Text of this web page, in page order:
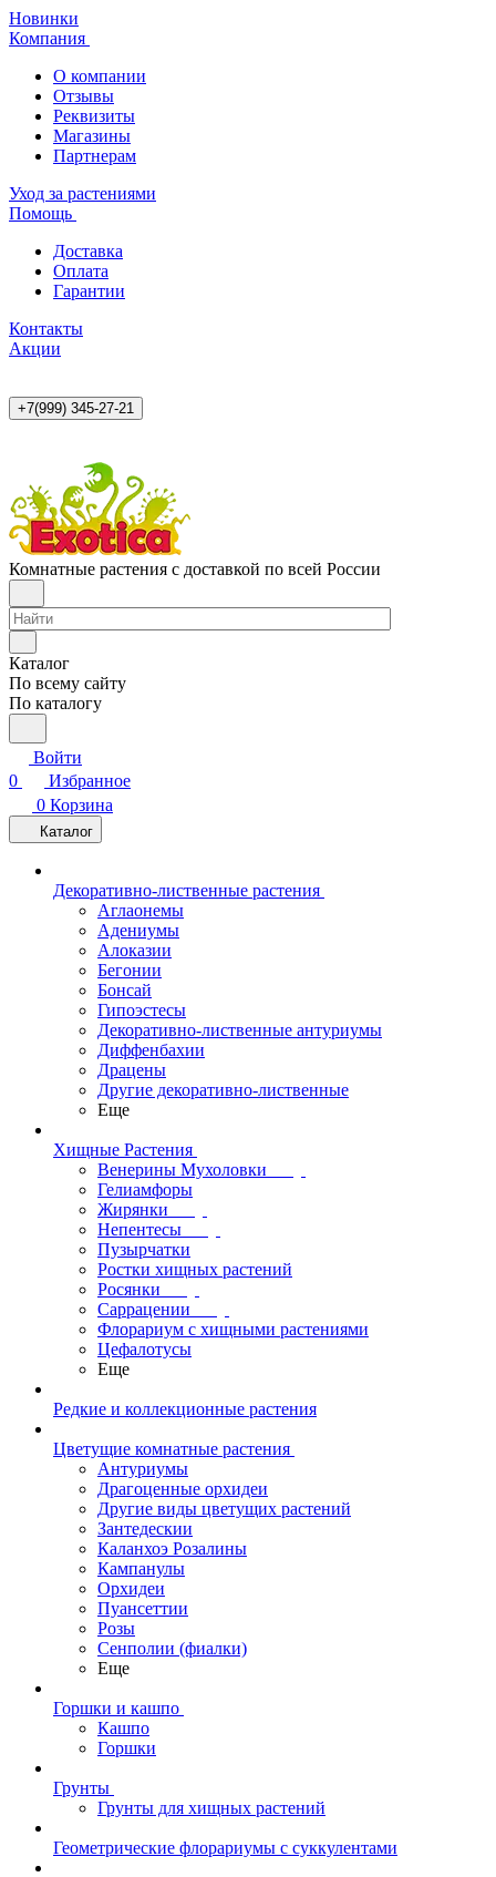
Новинки
Компания
О компании
Отзывы
Реквизиты
Магазины
Партнерам
Уход за растениями
Помощь
Доставка
Оплата
Гарантии
Контакты
Акции
+7(999) 345-27-21
Комнатные растения с доставкой по всей России
Каталог
По всему сайту
По каталогу
Войти
0
Избранное
0 Корзина
Каталог
Декоративно-лиственные растения
Аглаонемы
Адениумы
Алоказии
Бегонии
Бонсай
Гипоэстесы
Декоративно-лиственные антуриумы
Диффенбахии
Драцены
Другие декоративно-лиственные
Еще
Хищные Растения
Венерины Мухоловки
Гелиамфоры
Жирянки
Непентесы
Пузырчатки
Ростки хищных растений
Росянки
Саррацении
Флорариум с хищными растениями
Цефалотусы
Еще
Редкие и коллекционные растения
Цветущие комнатные растения
Антуриумы
Драгоценные орхидеи
Другие виды цветущих растений
Зантедескии
Каланхоэ Розалины
Кампанулы
Орхидеи
Пуансеттии
Розы
Сенполии (фиалки)
Еще
Горшки и кашпо
Кашпо
Горшки
Грунты
Грунты для хищных растений
Геометрические флорариумы с суккулентами